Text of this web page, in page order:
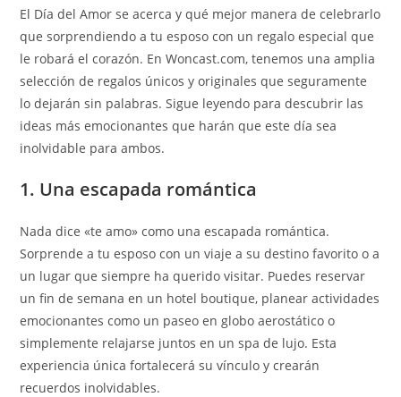
El Día del Amor se acerca y qué mejor manera de celebrarlo
que sorprendiendo a tu esposo con un regalo especial que
le robará el corazón. En Woncast.com, tenemos una amplia
selección de regalos únicos y originales que seguramente
lo dejarán sin palabras. Sigue leyendo para descubrir las
ideas más emocionantes que harán que este día sea
inolvidable para ambos.
1. Una escapada romántica
Nada dice «te amo» como una escapada romántica.
Sorprende a tu esposo con un viaje a su destino favorito o a
un lugar que siempre ha querido visitar. Puedes reservar
un fin de semana en un hotel boutique, planear actividades
emocionantes como un paseo en globo aerostático o
simplemente relajarse juntos en un spa de lujo. Esta
experiencia única fortalecerá su vínculo y crearán
recuerdos inolvidables.